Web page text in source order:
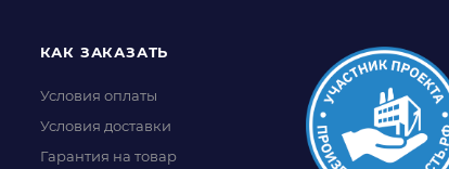
КАК ЗАКАЗАТЬ
Условия оплаты
Условия доставки
Гарантия на товар